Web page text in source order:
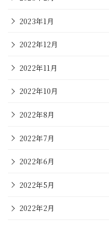
2023年1月
2022年12月
2022年11月
2022年10月
2022年8月
2022年7月
2022年6月
2022年5月
2022年2月